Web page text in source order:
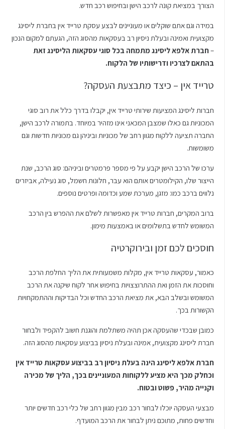
הצורך במציאת קונה לרכב הישן ובחיפוש רכב חדש.
במידה וגם אתם שוקלים או מעוניינים לבצע עסקת טרייד אין בחברת ליסינג
מקצועית ואמינה ובעלת ניסיון רב בעסקאות מהסוג הזה, הגעתם למקום הנכון
–חברת אלפא ליסינג מתמחה בכל סוגי עסקאות הליסינג זאת
בהתאם לצרכיו ודרישותיו של הלקוח.
טרייד אין – כיצד מתבצעת העסקה?
חברות ליסינג המציעות שירותי טרייד אין, יקבלו בדרך כלל את רוב סוגי
המכוניות גם כאלו שמצבן המכאני אינו מזהיר במיוחד. בתמורה לרכב הישן,
החברה תציעה ללקוח מגוון רחב של מכוניות וביניהן גם מכוניות חדשות וגם
משומשות.
ערכו של הרכב הישן יקבע על פי מספר פרמטרים וביניהם: סוג הרכב, שנת
הייצור שלו, הקילומטרים אותם הוא עבר, חלונות חשמל, סוג נעילה, אביזרים
נלווים ברכב כמו: מזגן, מערכת שמע וכדומה ופרטים נוספים.
ברוב המקרים, חברות טרייד אין מאפשרות לשלם את ההפרש בין הרכב
המשומש לחדש בתשלומים או באמצעות מימון.
חוסכים לכם זמן ובירוקרטיה
כאמור, עסקאות טרייד אין, מקלות משמעותית את הליך החלפת הרכב
וחוסכות את הזמן ואת ההתרוצצויות בחיפוש אחר לקוח שיקנה את הרכב
המשומש ובשלב הבא, את מציאת הרכב החדש וכל הבדיקות וההתמקחויות
הקשורות בכך.
כמובן שבכדי שהעסקה אכן תהיה משתלמת והוגנת חשוב להקפיד ולבחור
חברת ליסינג מקצועית, אמינה ובעלת ניסיון בביצוע עסקאות מהסוג הזה.
חברת אלפא ליסינג הינה בעלת ניסיון רב בביצוע עסקאות טרייד אין
וכחלק מכך היא מציע ללקוחות המעוניינים בכך, הליך של מכירה
וקנייה מהיר, פשוט ובטוח.
מבצעי העסקה יוכלו לבחור רכב מבין מגוון רחב של כלי רכב חדשים יותר
וחדשים פחות, מתוכם ניתן לבחור את הרכב המועדף.